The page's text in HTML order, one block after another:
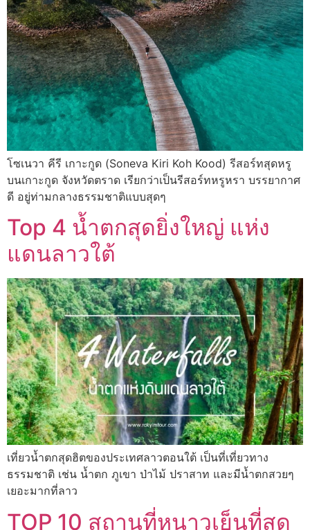
โซเนวา คีรี เกาะกูด (Soneva Kiri Koh Kood) รีสอร์ทสุดหรู
บนเกาะกูด จังหวัดตราด เรียกว่าเป็นรีสอร์ทหรูหรา บรรยากาศ
ดี อยู่ท่ามกลางธรรมชาติแบบสุดๆ
Top 4 น้ำตกสุดยิ่งใหญ่ แห่ง
แดนลาวใต้
เที่ยวน้ำตกสุดฮิตของประเทศลาวตอนใต้ เป็นที่เที่ยวทาง
ธรรมชาติ เช่น น้ำตก ภูเขา ป่าไม้ ปราสาท และมีน้ำตกสวยๆ
เยอะมากที่ลาว
TOP 10 สถานที่หนาวเย็นที่สุด